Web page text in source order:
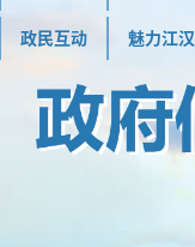
政民互动 魅力江汉